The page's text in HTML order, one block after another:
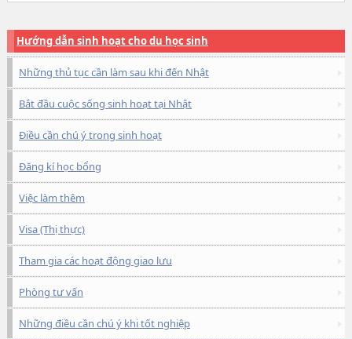
Hướng dẫn sinh hoạt cho du học sinh
Những thủ tục cần làm sau khi đến Nhật
Bắt đầu cuộc sống sinh hoạt tại Nhật
Điều cần chú ý trong sinh hoạt
Đăng kí học bổng
Việc làm thêm
Visa (Thị thực)
Tham gia các hoạt động giao lưu
Phòng tư vấn
Những điều cần chú ý khi tốt nghiệp